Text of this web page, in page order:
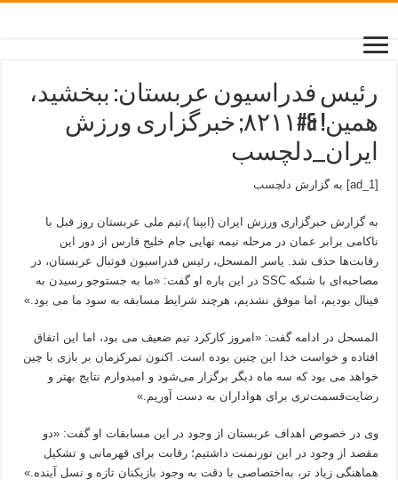
رئیس فدراسیون عربستان: ببخشید،
همین! &#۸۲۱۱; خبرگزاری ورزش
ایران_دلچسب
[ad_1] به گزارش دلچسب
به گزارش خبرگزاری ورزش ایران (ایپنا )،تیم ملی عربستان روز قبل با
ناکامی برابر عمان در مرحله نیمه نهایی جام خلیج فارس از دور این
رقابت‌ها حذف شد‌. یاسر المسحل، رئیس فدراسیون فوتبال عربستان، در
مصاحبه‌ای با شبکه SSC در این باره او گفت: «ما به جستوجو رسیدن به
فینال بودیم، اما موفق نشدیم، هرچند شرایط مسابقه به سود ما می بود.»
المسحل در ادامه گفت: «امروز کارکرد تیم ضعیف می بود، اما این اتفاق
افتاده و خواست خدا این چنین بوده است. اکنون تمرکزمان بر بازی با چین
خواهد می بود که سه ماه دیگر برگزار می‌شود و امیدوارم نتایج بهتر و
رضایت‌قسمت‌تری برای هواداران به دست آوریم.»
وی در خصوص اهداف عربستان از وجود در این مسابقات او گفت: «دو
مقصد از وجود در این تورنمنت داشتیم؛ رقابت برای قهرمانی و تشکیل
هماهنگی زیاد تر، به‌اختصاصی با دقت به وجود بازیکنان تازه و نسل آینده.»